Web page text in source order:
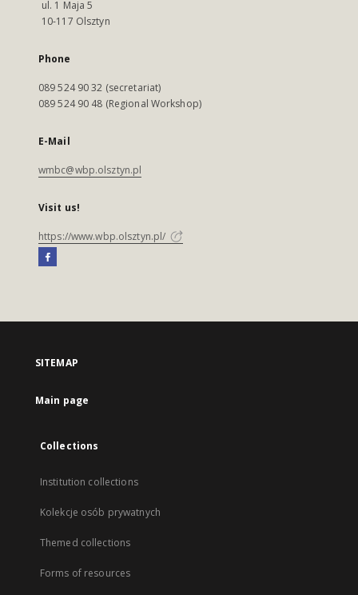
ul. 1 Maja 5
10-117 Olsztyn
Phone
089 524 90 32 (secretariat)
089 524 90 48 (Regional Workshop)
E-Mail
wmbc@wbp.olsztyn.pl
Visit us!
https://www.wbp.olsztyn.pl/
SITEMAP
Main page
Collections
Institution collections
Kolekcje osób prywatnych
Themed collections
Forms of resources